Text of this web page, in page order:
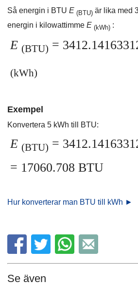
Så energin i BTU E (BTU) är lika med
energin i kilowattimme E (kWh) :
E (BTU) =
(kWh)
Exempel
Konvertera 5 kWh till BTU:
E (BTU) =
= 17060.708 BTU
Hur konverterar man BTU till kWh ►
Se även